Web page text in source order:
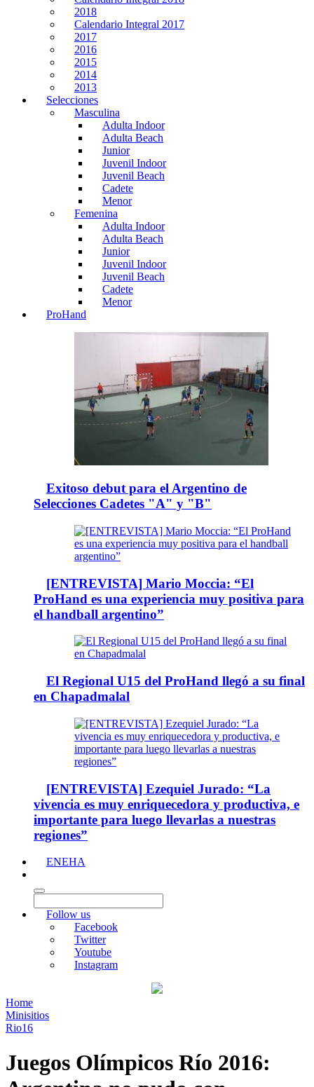
2018
Calendario Integral 2017
2017
2016
2015
2014
2013
Selecciones
Masculina
Adulta Indoor
Adulta Beach
Junior
Juvenil Indoor
Juvenil Beach
Cadete
Menor
Femenina
Adulta Indoor
Adulta Beach
Junior
Juvenil Indoor
Juvenil Beach
Cadete
Menor
ProHand
Exitoso debut para el Argentino de
Selecciones Cadetes "A" y "B"
[ENTREVISTA] Mario Moccia: “El
ProHand es una experiencia muy positiva para
el handball argentino”
El Regional U15 del ProHand llegó a su final
en Chapadmalal
[ENTREVISTA] Ezequiel Jurado: “La
vivencia es muy enriquecedora y productiva, e
importante para luego llevarlas a nuestras
regiones”
ENEHA
Follow us
Facebook
Twitter
Youtube
Instagram
Home
Minisitios
Rio16
Juegos Olímpicos Río 2016: